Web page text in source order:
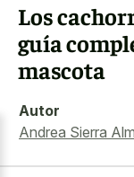
Los
guía
mascota
Autor
Andrea Sierra